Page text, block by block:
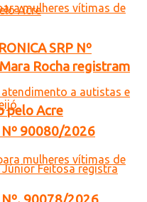
Rocha registram
pelo Acre
SRP Nº
Nº 90080/2026